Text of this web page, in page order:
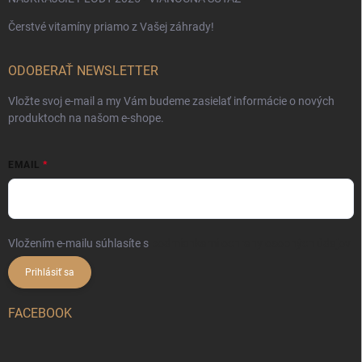
Čerstvé vitamíny priamo z Vašej záhrady!
ODOBERAŤ NEWSLETTER
Vložte svoj e-mail a my Vám budeme zasielať informácie o nových
produktoch na našom e-shope.
EMAIL
Vložením e-mailu súhlasíte s
Prihlásiť sa
FACEBOOK